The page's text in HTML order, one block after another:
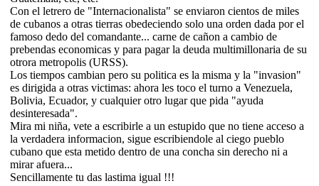
Con el letrero de "Internacionalista" se enviaron cientos de miles
de cubanos a otras tierras obedeciendo solo una orden dada por el
famoso dedo del comandante... carne de cañon a cambio de
prebendas economicas y para pagar la deuda multimillonaria de su
otrora metropolis (URSS).
Los tiempos cambian pero su politica es la misma y la "invasion"
es dirigida a otras victimas: ahora les toco el turno a Venezuela,
Bolivia, Ecuador, y cualquier otro lugar que pida "ayuda
desinteresada".
Mira mi niña, vete a escribirle a un estupido que no tiene acceso a
la verdadera informacion, sigue escribiendole al ciego pueblo
cubano que esta metido dentro de una concha sin derecho ni a
mirar afuera...
Sencillamente tu das lastima igual !!!